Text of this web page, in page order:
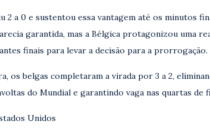
2 a 0 e sustentou essa vantagem até os minutos
garantida, mas a Bélgica protagonizou uma
finais para levar a decisão para a prorrogação.
os belgas completaram a virada por 3 a 2,
do Mundial e garantindo vaga nas quartas de
Unidos